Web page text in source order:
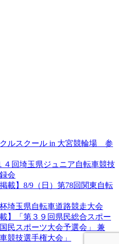
ルスクール in 大宮競輪場 参
４回埼玉県ジュニア自転車競技
会
載】8/9（日）第78回関東自転
埼玉県自転車道路競走大会
】「第３９回県民総合スポー
民スポーツ大会予選会」 兼
競技選手権大会」